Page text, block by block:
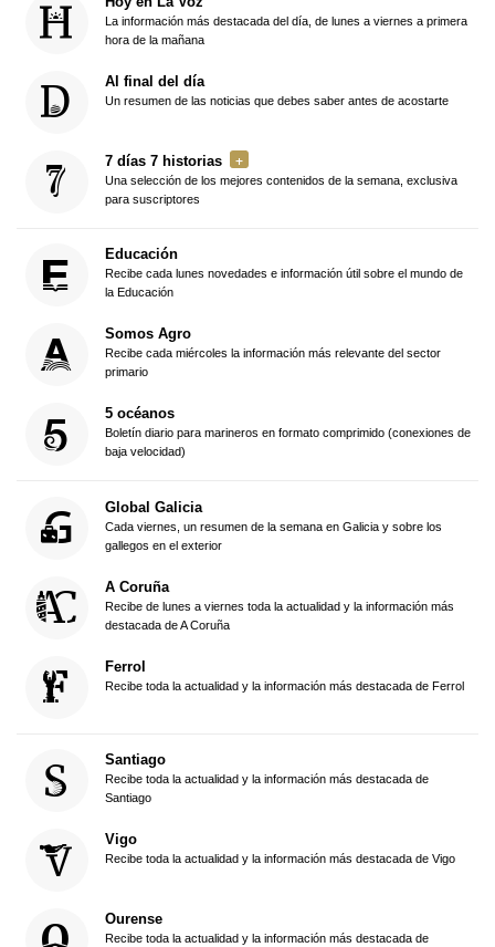
La información más destacada del día, de lunes a viernes a primera
hora de la mañana
Al final del día
Un resumen de las noticias que debes saber antes de acostarte
7 días 7 historias
Una selección de los mejores contenidos de la semana, exclusiva
para suscriptores
Educación
Recibe cada lunes novedades e información útil sobre el mundo de
la Educación
Somos Agro
Recibe cada miércoles la información más relevante del sector
primario
5 océanos
Boletín diario para marineros en formato comprimido (conexiones de
baja velocidad)
Global Galicia
Cada viernes, un resumen de la semana en Galicia y sobre los
gallegos en el exterior
A Coruña
Recibe de lunes a viernes toda la actualidad y la información más
destacada de A Coruña
Ferrol
Recibe toda la actualidad y la información más destacada de Ferrol
Santiago
Recibe toda la actualidad y la información más destacada de
Santiago
Vigo
Recibe toda la actualidad y la información más destacada de Vigo
Ourense
Recibe toda la actualidad y la información más destacada de